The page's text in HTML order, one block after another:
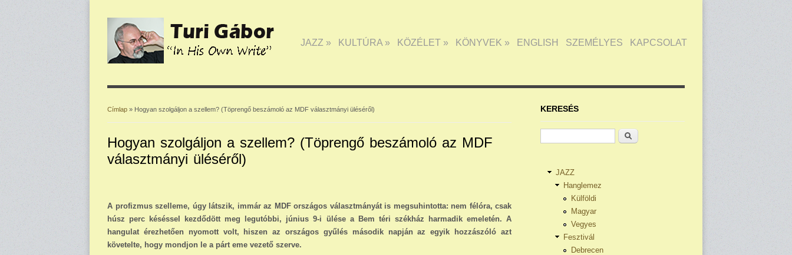
JAZZ » KULTÚRA » KÖZÉLET » KÖNYVEK » ENGLISH SZEMÉLYES KAPCSOLAT
Címlap » Hogyan szolgáljon a szellem? (Töprengő beszámoló az MDF választmányi üléséről)
Hogyan szolgáljon a szellem? (Töprengő beszámoló az MDF
választmányi üléséről)
A profizmus szelleme, úgy lát­szik, immár az MDF országos vá­lasztmányát is megsuhintotta: nem félóra, csak
húsz perc késéssel kez­dődött meg legutóbbi, június 9-i ülése a Bem téri szék­ház harmadik emeletén. A
hangulat érezhetően nyomott volt, hiszen az országos gyűlés má­sodik napján az egyik hozzászóló azt
követelte, hogy mondjon le a párt eme vezető szer­ve.
KERESÉS
Keresés
JAZZ
Hanglemez
Külföldi
Magyar
Vegyes
Fesztivál
Debrecen